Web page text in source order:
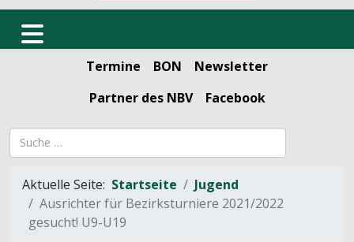
Termine BON
Newsletter
Partner des NBV
Facebook
Suchbegriff
Aktuelle Seite: Startseite
Jugend
Ausrichter für Bezirksturniere 2021/2022
gesucht! U9-U19